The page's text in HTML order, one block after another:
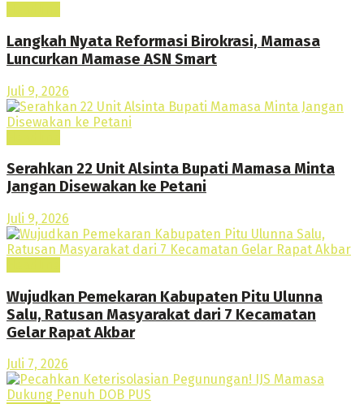
Langkah Nyata Reformasi Birokrasi, Mamasa
Luncurkan Mamase ASN Smart
Juli 9, 2026
Serahkan 22 Unit Alsinta Bupati Mamasa Minta
Jangan Disewakan ke Petani
Juli 9, 2026
Wujudkan Pemekaran Kabupaten Pitu Ulunna
Salu, Ratusan Masyarakat dari 7 Kecamatan
Gelar Rapat Akbar
Juli 7, 2026